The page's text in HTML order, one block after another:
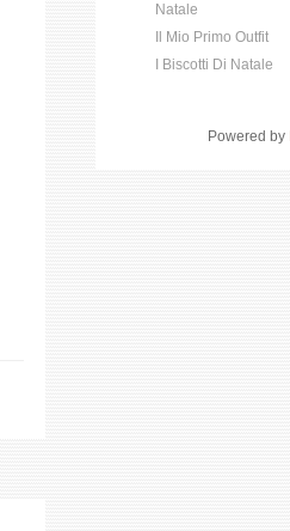
Natale
Il Mio Primo Outfit
I Biscotti Di Natale
Powered by